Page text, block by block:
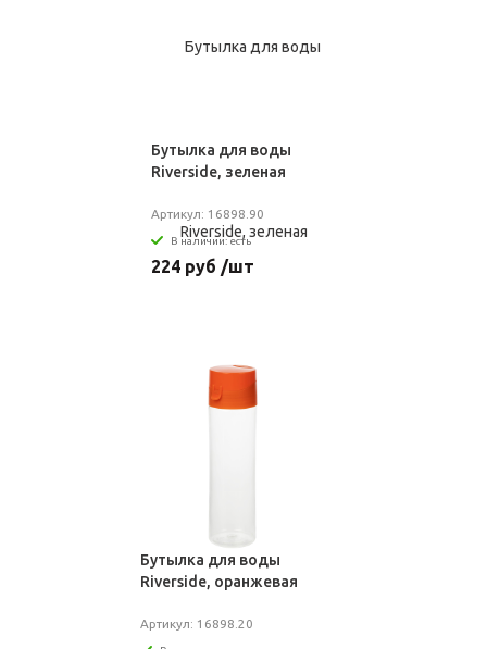
Бутылка для воды
Riverside, зеленая
Артикул: 16898.90
В наличии: есть
224 руб /шт
Бутылка для воды
Riverside, оранжевая
Артикул: 16898.20